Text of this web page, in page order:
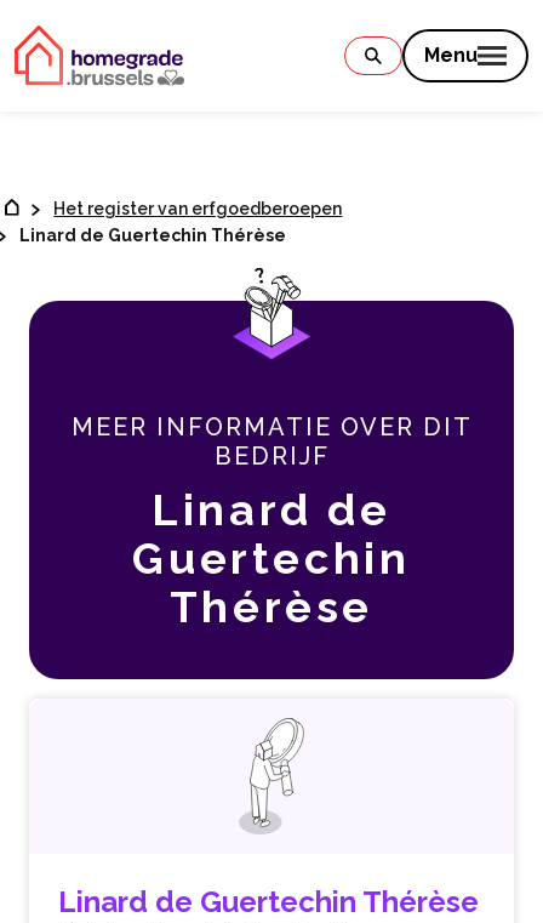
Menu
Het register van erfgoedberoepen
Linard de Guertechin Thérèse
MEER INFORMATIE OVER DIT
BEDRIJF
Linard de
Guertechin
Thérèse
Linard de Guertechin Thérèse